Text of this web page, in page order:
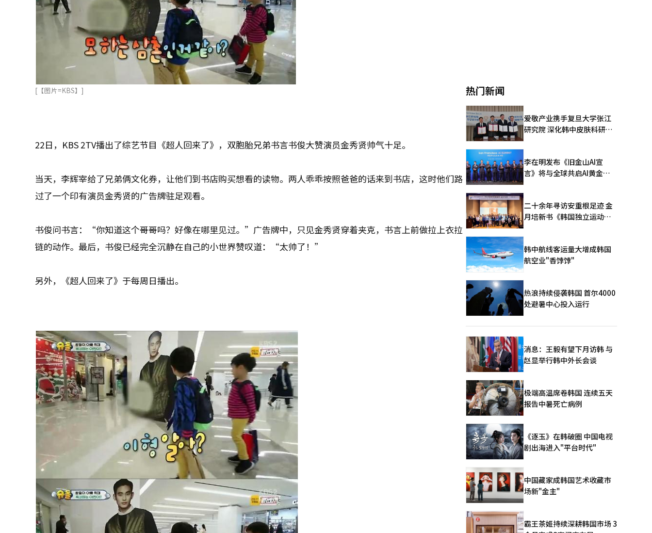
[【图片=KBS】]
22日，KBS 2TV播出了综艺节目《超人回来了》，双胞胎兄弟书言书俊大赞演员金秀贤帅气十足。
当天，李辉宰给了兄弟俩文化券，让他们到书店购买想看的读物。两人乖乖按照爸爸的话来到书店，这时他们路
过了一个印有演员金秀贤的广告牌驻足观看。
书俊问书言：“你知道这个哥哥吗？好像在哪里见过。”广告牌中，只见金秀贤穿着夹克，书言上前做拉上衣拉
链的动作。最后，书俊已经完全沉静在自己的小世界赞叹道：“太帅了！”
另外，《超人回来了》于每周日播出。
热门新闻
爱敬产业携手复旦大学张江
研究院 深化韩中皮肤科研合
李在明发布《旧金山AI宣
言》将与全球共启AI黄金时
二十余年寻访安重根足迹 金
月培新书《韩国独立运动圣
韩中航线客运量大增成韩国
航空业"香饽饽"
热浪持续侵袭韩国 首尔4000
处避暑中心投入运行
消息：王毅有望下月访韩 与
赵显举行韩中外长会谈
极端高温席卷韩国 连续五天
报告中暑死亡病例
《逐玉》在韩破圈 中国电视
剧出海进入"平台时代"
中国藏家成韩国艺术收藏市
场新"金主"
霸王茶姬持续深耕韩国市场 3